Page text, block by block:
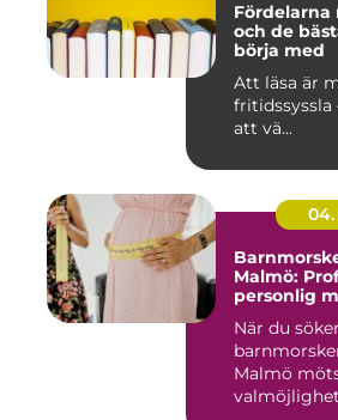
Fördelarna
och de
börja med
Att läsa är
fritidssyssla
att vä...
Malmö:
personlig
När du
Malmö